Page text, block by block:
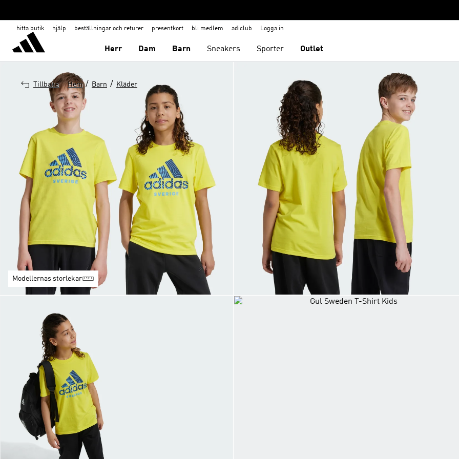
hitta butik hjälp beställningar och returer presentkort bli medlem adiclub Logga in
Herr Dam Barn Sneakers Sporter Outlet
Tillbaka Hem / Barn / Kläder
Modellernas storlekar